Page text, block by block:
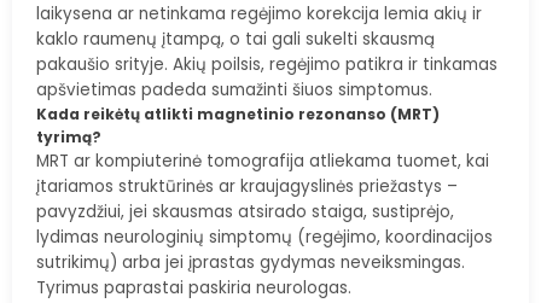
laikysena ar netinkama regėjimo korekcija lemia akių ir
kaklo raumenų įtampą, o tai gali sukelti skausmą
pakaušio srityje. Akių poilsis, regėjimo patikra ir tinkamas
apšvietimas padeda sumažinti šiuos simptomus.
Kada reikėtų atlikti magnetinio rezonanso (MRT)
tyrimą?
MRT ar kompiuterinė tomografija atliekama tuomet, kai
įtariamos struktūrinės ar kraujagyslinės priežastys –
pavyzdžiui, jei skausmas atsirado staiga, sustiprėjo,
lydimas neurologinių simptomų (regėjimo, koordinacijos
sutrikimų) arba jei įprastas gydymas neveiksmingas.
Tyrimus paprastai paskiria neurologas.